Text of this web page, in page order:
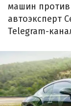
машин против
автоэксперт
Telegram-